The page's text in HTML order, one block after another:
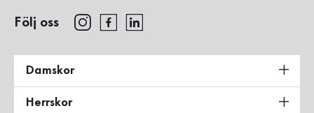
Följ oss
Damskor
Herrskor